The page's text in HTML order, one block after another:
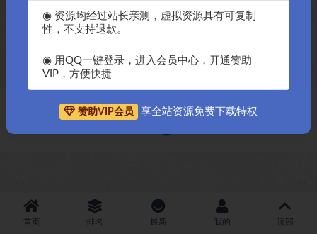
OK源码中国2024年最新7b2的
wordpress主题破解授权版
Copyright © 2018-2026 OK源码中国资源网 -All rights reserved|
首页 排名 最新 我的 顶部
◉ 资源均经过站长亲测，虚拟资源具有可复制
性，不支持退款。
◉ 用QQ一键登录，进入会员中心，开通赞助
VIP，方便快捷
赞助VIP会员 享全站资源免费下载特权